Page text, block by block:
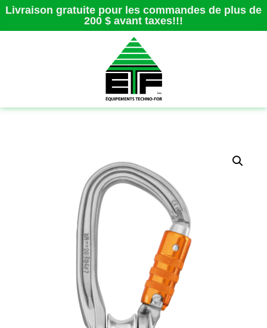
Livraison gratuite pour les commandes de plus de
200 $ avant taxes!!!